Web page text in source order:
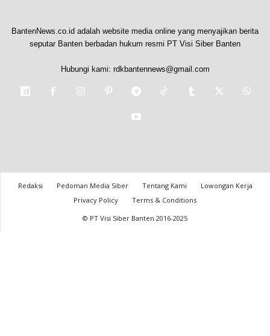
BantenNews.co.id adalah website media online yang menyajikan berita
seputar Banten berbadan hukum resmi PT Visi Siber Banten
Hubungi kami: rdkbantennews@gmail.com
Redaksi Pedoman Media Siber Tentang Kami
Lowongan Kerja
Privacy Policy
Terms & Conditions
© PT Visi Siber Banten 2016-2025